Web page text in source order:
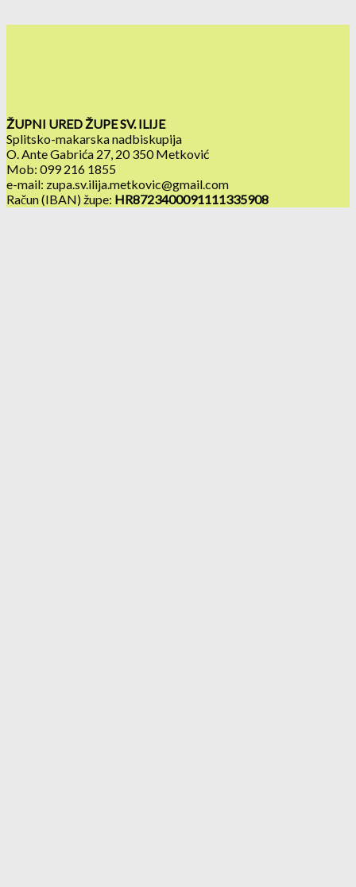
ŽUPNI URED ŽUPE SV. ILIJE
Splitsko-makarska nadbiskupija
O. Ante Gabrića 27, 20 350 Metković
Mob: 099 216 1855
e-mail: zupa.sv.ilija.metkovic@gmail.com
Račun (IBAN) župe: HR8723400091111335908